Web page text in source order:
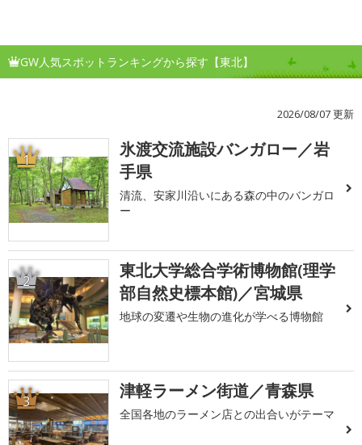
GW人気スポットランキングから探す【東北】
2026/08/07 更新
1
氷渡交流施設バンガロー／岩
手県
清流、安家川沿いにある森の中のバンガロ
ー
2
東北大学総合学術博物館(理学
部自然史標本館)／宮城県
地球の変遷や生物の進化が学べる博物館
3 津軽ラーメン街道／青森県
全国各地のラーメン店との出合いがテーマ